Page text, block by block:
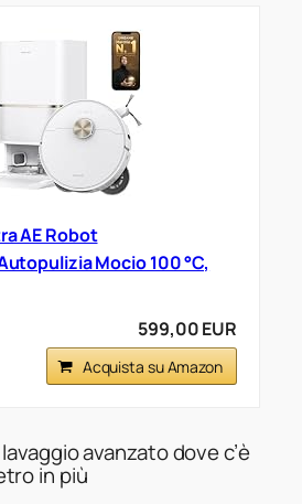
AE Robot
Mocio 100 °C,
599,00 EUR
Acquista su Amazon
avanzato dove c’è
in più